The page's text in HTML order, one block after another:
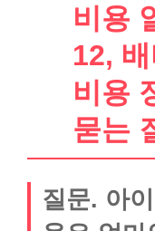
비용
12,
비용
묻는
질문. 아